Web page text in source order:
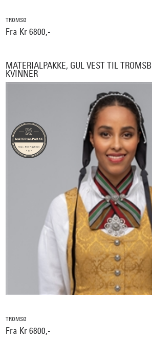
TROMSØ
Fra Kr 6800,-
MATERIALPAKKE, GUL VEST TIL
KVINNER
TROMSØ
Fra Kr 6800,-